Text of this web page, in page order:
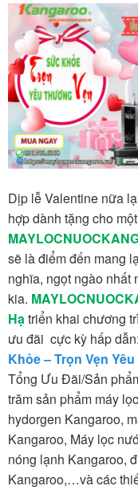
Dịp lễ Valentine nữa
hợp dành tặng cho
sẽ là điểm đến mang
nghĩa, ngọt ngào nhất
kia.
Hạtriển khai chương
ưu đãi cực kỳ hấp dẫn:
Khỏe – Trọn Vẹn
Tổng Ưu Đãi/Sản
trăm sản phẩm máy
hydorgen Kangaroo,
Kangaroo, Máy lọc
nóng lạnh Kangaroo,
Kangaroo,…và các